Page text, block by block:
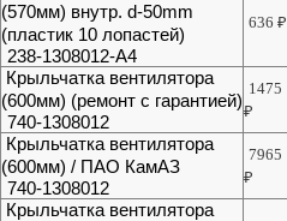
(570мм) внутр. d-50mm
(пластик 10 лопастей)
238-1308012-А4
636₽
Крыльчатка вентилятора
(600мм) (ремонт с гарантией)
740-1308012
1475
₽
Крыльчатка вентилятора
(600мм) / ПАО КамАЗ
740-1308012
7965
₽
Крыльчатка вентилятора